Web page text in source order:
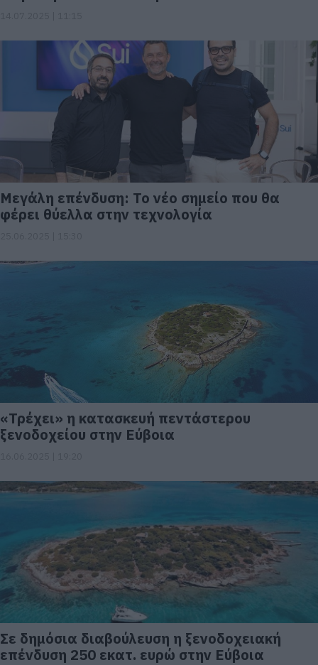
Μεγάλη επένδυση: Το νέο σημείο που θα
φέρει θύελλα στην τεχνολογία
«Τρέχει» η κατασκευή πεντάστερου
ξενοδοχείου στην Εύβοια
Σε δημόσια διαβούλευση η ξενοδοχειακή
επένδυση 250 εκατ. ευρώ στην Εύβοια